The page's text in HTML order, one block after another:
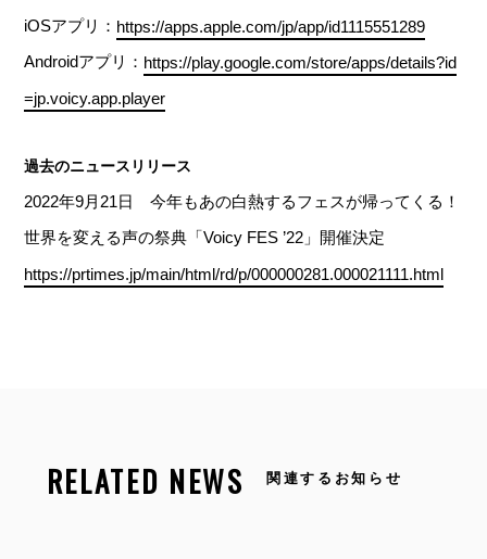
iOSアプリ： https://apps.apple.com/jp/app/id1115551289
Androidアプリ： https://play.google.com/store/apps/details?id
=jp.voicy.app.player
過去のニュースリリース
2022年9月21日 今年もあの白熱するフェスが帰ってくる！
世界を変える声の祭典「Voicy FES ’22」開催決定
https://prtimes.jp/main/html/rd/p/000000281.000021111.html
RELATED NEWS 関連するお知らせ